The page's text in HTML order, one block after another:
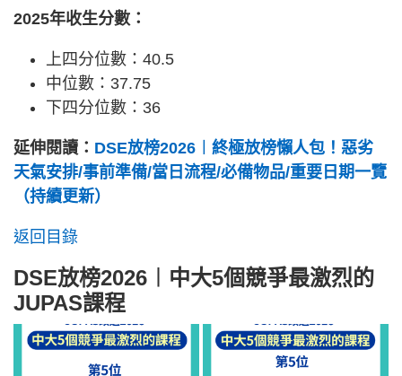
2025年收生分數：
上四分位數：40.5
中位數：37.75
下四分位數：36
延伸閱讀： DSE放榜2026︱終極放榜懶人包！惡劣
天氣安排/事前準備/當日流程/必備物品/重要日期一覽
（持續更新）
返回目錄
DSE放榜2026︱中大5個競爭最激烈的
JUPAS課程